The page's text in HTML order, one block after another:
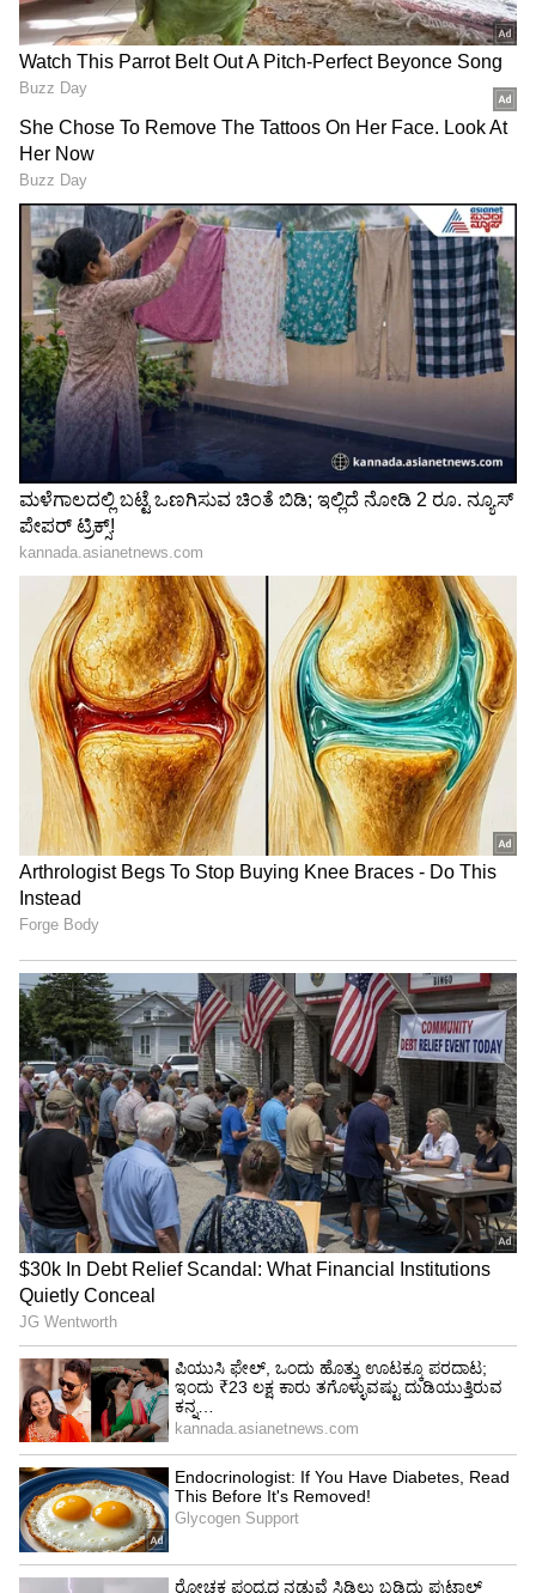
ಪರಿಣಾಮ ಬೀರುತ್ತದೆ. ಇದು ಪೋಷಕಾಂಶಗಳ
ಹೀರಿಕೊಳ್ಳುವಿಕೆಯನ್ನು ಬದಲಾಯಿಸಿ ಗಂಡು ಮರವು ಫಲ
ನೀಡಲು ಪ್ರೋತ್ಸಾಹಿಸುತ್ತದೆ ಎಂದು ಹೇಳಲಾಗುತ್ತದೆ. ಇದೇ
ಕಾರಣಕ್ಕೆ ನೆಲದಿಂದ ಸುಮಾರು 3 ರಿಂದ 4 ಅಡಿ ಎತ್ತರದಲ್ಲಿ
ಮೊಳೆಯನ್ನು ಭಾಗಶಃ ಕಾಂಡಕ್ಕೆ ನಿಧಾನವಾಗಿ ಸುತ್ತಿಗೆಯಿಂದ
ಹೊಡೆಯಲಾಗುತ್ತದೆ. ಕೆಲವು ತೋಟಗಾರರು ಲೋಹದ
ಮೊಳೆಗೆ ಪರ್ಯಾಯವಾಗಿ ಶುದ್ಧವಾದ ಮರದ ಕೋಲು
ಅಥವಾ ಟೂತ್‌ಪಿಕ್ ಅನ್ನು ಬಳಸುವುದು ಇದೆ.